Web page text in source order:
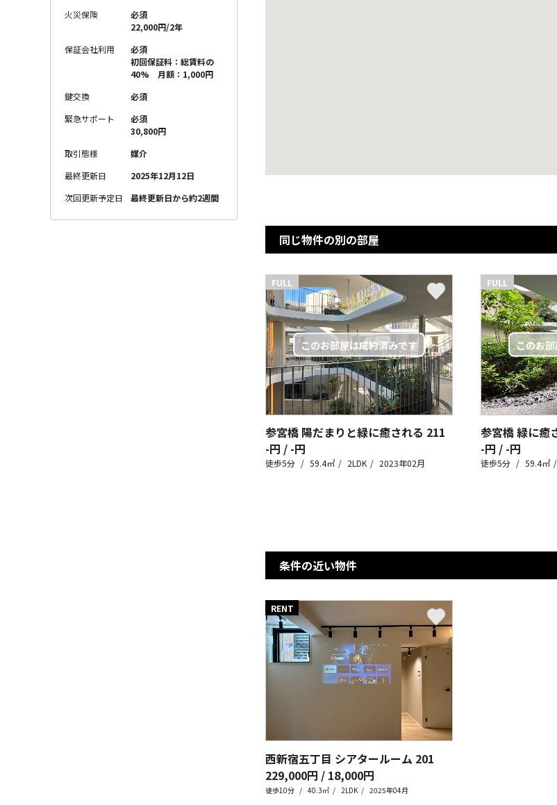
火災保険
必須
22,000円/2年
保証会社利用
必須
初回保証料：総賃料の
40% 月額：1,000円
鍵交換
必須
緊急サポート
必須
30,800円
取引態様
媒介
最終更新日
2025年12月12日
次回更新予定日
最終更新日から約2週間
同じ物件の別の部屋
FULL
参宮橋 陽だまりと緑に癒される 211
-円 / -円
徒歩5分 59.4㎡ 2LDK 2023年02月
FULL
参宮橋 緑に癒
-円 / -円
徒歩5分 59.4㎡
条件の近い物件
RENT
西新宿五丁目 シアタールーム 201
229,000円 / 18,000円
徒歩10分 40.3㎡ 2LDK 2025年04月